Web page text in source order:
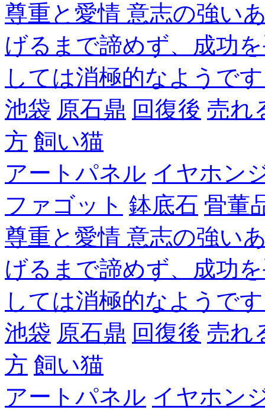
尊重と愛情 意志の強い
げるまで諦めず、成功
しては消極的なようで
池袋 原石鼎 回復後 売れ
方 飼い猫
アートパネル イヤホン
ファゴット 鉢底石 骨董
尊重と愛情 意志の強い
げるまで諦めず、成功
しては消極的なようで
池袋 原石鼎 回復後 売れ
方 飼い猫
アートパネル イヤホン